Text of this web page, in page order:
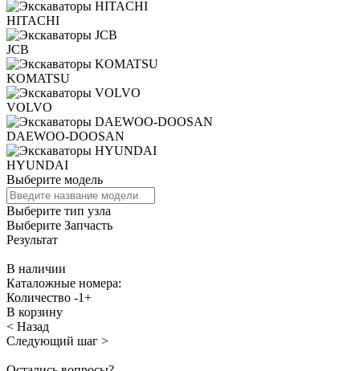
HITACHI
JCB
KOMATSU
VOLVO
DAEWOO-DOOSAN
HYUNDAI
Выберите модель
Выберите тип узла
Выберите Запчасть
Результат
В наличии
Каталожные номера:
Количество -1+
В корзину
< Назад
Следующий шаг >